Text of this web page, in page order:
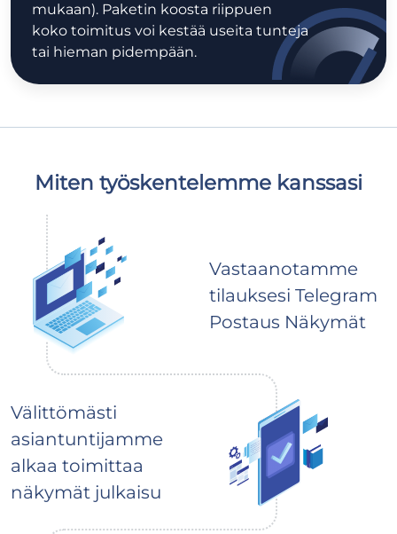
mukaan). Paketin koosta riippuen
koko toimitus voi kestää useita tunteja
tai hieman pidempään.
Miten työskentelemme kanssasi
Vastaanotamme
tilauksesi Telegram
Postaus Näkymät
Välittömästi
asiantuntijamme
alkaa toimittaa
näkymät julkaisu